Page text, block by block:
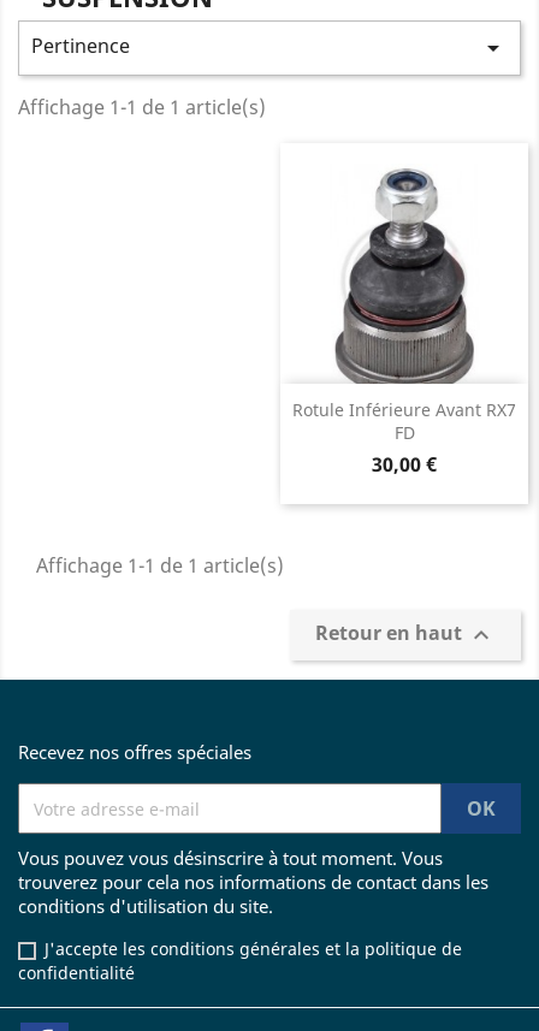
Pertinence 
Affichage 1-1 de 1 article(s)
Rotule Inférieure Avant RX7
FD
Prix
30,00 €
Affichage 1-1 de 1 article(s)
Retour en haut 
Recevez nos offres spéciales
Vous pouvez vous désinscrire à tout moment. Vous
trouverez pour cela nos informations de contact dans les
conditions d'utilisation du site.
J'accepte les conditions générales et la politique de
confidentialité